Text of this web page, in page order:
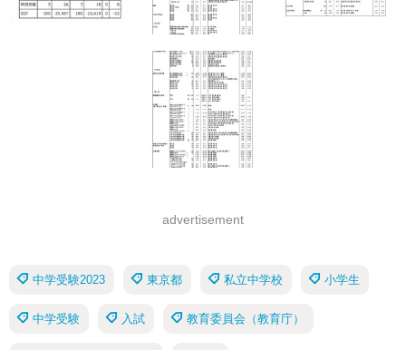
advertisement
中学受験2023 東京都 私立中学校 小学生
中学受験 入試 教育委員会（教育庁）